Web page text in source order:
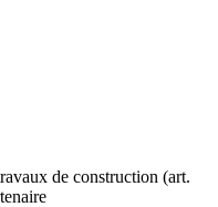
de construction (art.